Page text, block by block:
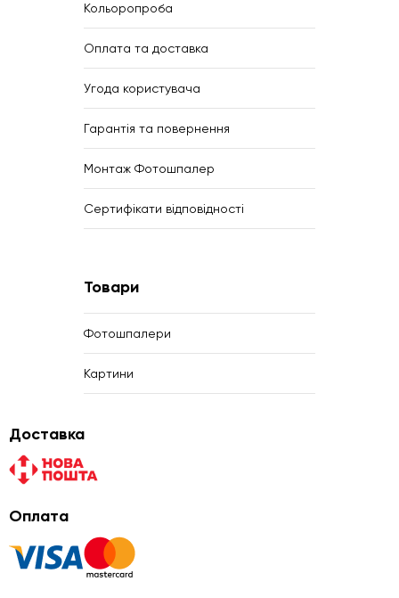
Кольоропроба
Оплата та доставка
Угода користувача
Гарантія та повернення
Монтаж Фотошпалер
Сертифікати відповідності
Товари
Фотошпалери
Картини
Доставка
Оплата